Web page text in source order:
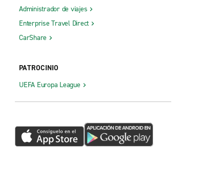
Administrador de viajes
Enterprise Travel Direct
CarShare
PATROCINIO
UEFA Europa League